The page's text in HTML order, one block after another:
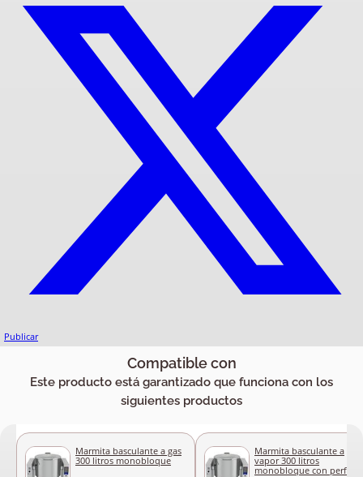
Publicar
Compatible con
Este producto está garantizado que funciona con los
siguientes productos
Marmita basculante a gas
300 litros monobloque
Marmita basculante a
vapor 300 litros
monobloque con perfil